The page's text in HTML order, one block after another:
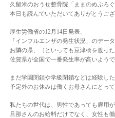
久留米のおうせ整骨院「ままのめぶろぐ
本日も読んでいただいてありがとうご
厚生労働省の12月14日発表、
「インフルエンザの発生状況」のデータ
お隣の県、（といっても豆津橋を渡っ
佐賀県が全国で一番発生率が高いようで
まだ学園閉鎖や学級閉鎖などは経験し
予定外のお休みは働くお母さんにとっ
私たちの世代は、男性であっても雇用
旦那さんのお給料だけでなく、女性も